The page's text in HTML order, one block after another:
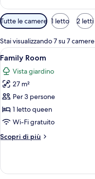
Filtri
disponibili
per
le
camere
Tutte le camere 1 letto 2 letti
Stai visualizzando 7 su 7 camere
Apri
tutte
le
foto
per
Family
Room
8
Family Room
Vista giardino
27 m²
Per 3 persone
1 letto queen
Wi-Fi gratuito
Scopri di più
Altri
Room